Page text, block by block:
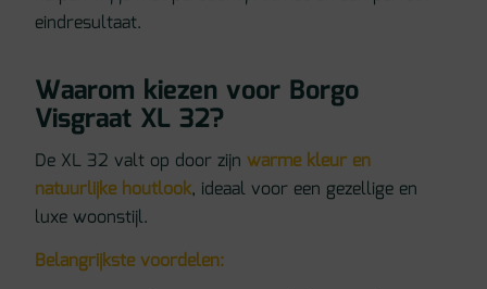
eindresultaat.
Waarom kiezen voor Borgo
Visgraat XL 32?
De XL 32 valt op door zijnwarme kleur en
natuurlijke houtlook, ideaal voor een gezellige en
luxe woonstijl.
Belangrijkste voordelen: